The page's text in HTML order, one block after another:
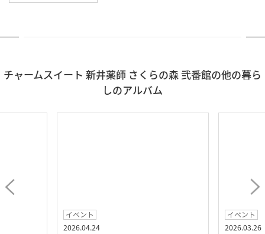
チャームスイート 新井薬師 さくらの森 弐番館の他の暮ら
しのアルバム
イベント
2026.04.24
イベント
2026.03.26